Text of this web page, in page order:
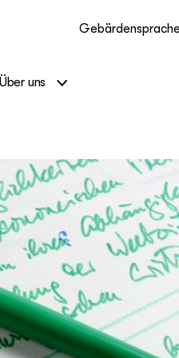
Gebärdensprache
Über uns